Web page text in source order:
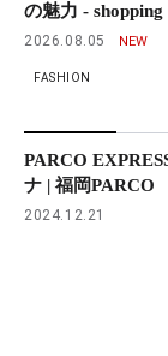
の魅力 - shopping
2026.08.05
FASHION
PARCO
ナ | 福岡PARCO
2024.12.21